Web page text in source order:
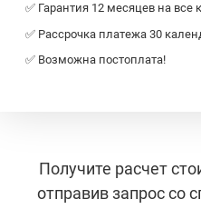
✅ Гарантия 12 месяцев на все
✅ Рассрочка платежа 30
✅ Возможна постоплата!
Получите расчет
отправив запрос со